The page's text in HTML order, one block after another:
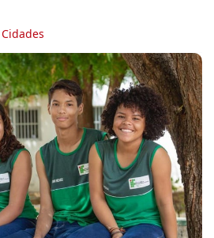
ao planejamento
50º acidente de
cresce 146% em Mato
da dança na
limpeza de terrenos do
Cidades